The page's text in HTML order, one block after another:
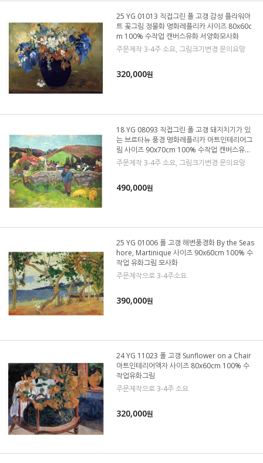
25 YG 01013 직접그린 폴 고갱 감성 플라워아
트 꽃그림 정물화 명화레플리카 사이즈 80x60c
m 100% 수작업 캔버스유화 서양화모사화
주문제작 3-4주 소요, 그림크기변경 문의요망
320,000원
18 YG 08093 직접그린 폴 고갱 돼지치기가 있
는 브르타뉴 풍경 명화레플리카 아트인테리어그
림 사이즈 90x70cm 100% 수작업 캔버스유화
모사화
주문제작 3-4주 소요, 그림크기변경 문의요망
490,000원
25 YG 01006 폴 고갱 해변풍경화 By the Seas
hore, Martinique 사이즈 90x60cm 100% 수
작업 유화그림 모사화
주문제작으로 3-4주소요
390,000원
24 YG 11023 폴 고갱 Sunflower on a Chair
아트인테리어액자 사이즈 80x60cm 100% 수
작업유화그림
주문제작으로 3-4주 소요
320,000원